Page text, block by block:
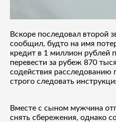
Вскоре последовал второй
сообщил, будто на имя
кредит в 1 миллион рублей
перевести за рубеж 870
содействия расследованию
строго следовать
Вместе с сыном мужчина
снять сбережения, однако